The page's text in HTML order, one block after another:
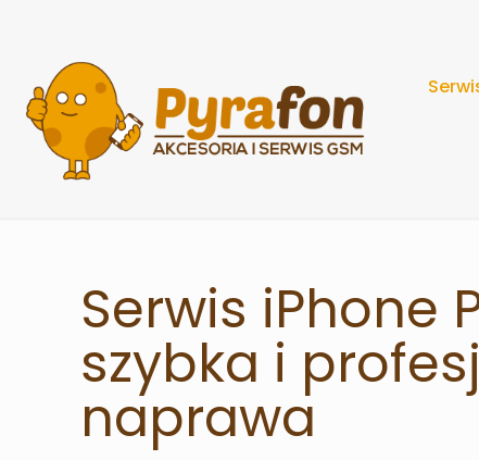
Serwis iPhone
szybka i
naprawa